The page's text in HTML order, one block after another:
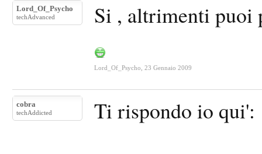
Lord_Of_Psycho
techAdvanced Si , altrimenti puoi
Lord_Of_Psycho 23 Gennaio 2009
cobra
techAddicted Ti rispondo io qui':